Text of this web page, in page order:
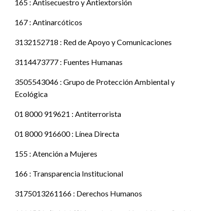
165 : Antisecuestro y Antiextorsión
167 : Antinarcóticos
3132152718 : Red de Apoyo y Comunicaciones
3114473777 : Fuentes Humanas
3505543046 : Grupo de Protección Ambiental y
Ecológica
01 8000 919621 : Antiterrorista
01 8000 916600 : Línea Directa
155 : Atención a Mujeres
166 : Transparencia Institucional
3175013261166 : Derechos Humanos